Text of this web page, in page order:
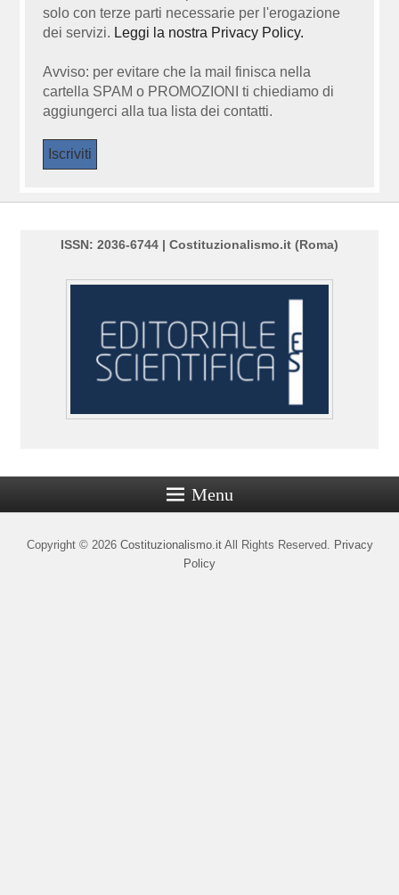
solo con terze parti necessarie per l'erogazione
dei servizi. Leggi la nostra Privacy Policy.
Avviso: per evitare che la mail finisca nella
cartella SPAM o PROMOZIONI ti chiediamo di
aggiungerci alla tua lista dei contatti.
ISSN: 2036-6744 | Costituzionalismo.it (Roma)
Menu
Copyright © 2026 Costituzionalismo.itAll Rights Reserved. Privacy
Policy